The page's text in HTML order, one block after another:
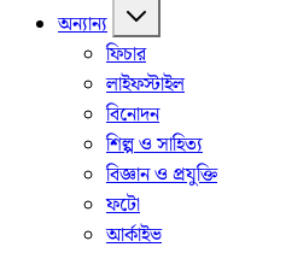
অন্যান্য
ফিচার
লাইফস্টাইল
বিনোদন
শিল্প ও সাহিত্য
বিজ্ঞান ও প্রযুক্তি
ফটো
আর্কাইভ